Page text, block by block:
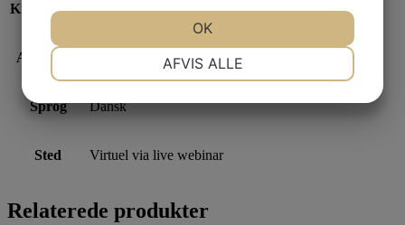
Kursus start 2026-08-24
Afholdelse 24 aug – 2. Okt 2026
Sprog Dansk
Sted Virtuel via live webinar
Relaterede produkter
AFVIS ALLE
OK